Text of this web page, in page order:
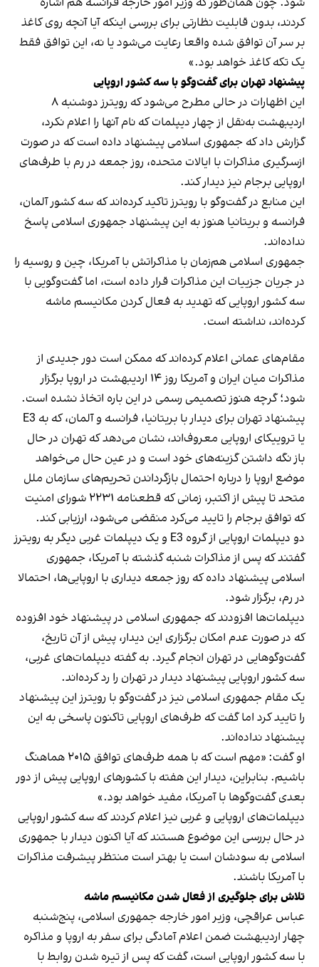
کردند، بدون قابلیت نظارتی برای بررسی اینکه آیا آنچه روی کاغذ
بر سر آن توافق شده واقعا رعایت می‌شود یا نه، این توافق فقط
یک تکه کاغذ خواهد بود.»
پیشنهاد تهران برای گفت‌وگو با سه کشور اروپایی
این اظهارات در حالی مطرح می‌شود که رویترز دوشنبه ۸
اردیبهشت به‌نقل از چهار دیپلمات که نام آنها را اعلام نکرد،
گزارش داد که جمهوری اسلامی پیشنهاد داده است که در صورت
ازسرگیری مذاکرات با ایالات متحده، روز جمعه در رم با طرف‌های
اروپایی برجام نیز دیدار کند.
این منابع در گفت‌وگو با رویترز تاکید کرده‌اند که سه کشور آلمان،
فرانسه و بریتانیا هنوز به این پیشنهاد جمهوری اسلامی پاسخ
نداده‌اند.
جمهوری اسلامی هم‌زمان با مذاکراتش با آمریکا، چین و روسیه را
در جریان جزییات این مذاکرات قرار داده است، اما گفت‌وگویی با
سه کشور اروپایی که تهدید به فعال کردن مکانیسم ماشه
کرده‌اند، نداشته است.
مقام‌های عمانی اعلام کرده‌اند که ممکن است دور جدیدی از
مذاکرات میان ایران و آمریکا روز ۱۴ اردیبهشت در اروپا برگزار
شود؛ گرچه هنوز تصمیمی رسمی در این باره اتخاذ نشده است.
پیشنهاد تهران برای دیدار با بریتانیا، فرانسه و آلمان، که به E3
یا تروییکای اروپایی معروف‌اند، نشان می‌دهد که تهران در حال
باز نگه داشتن گزینه‌های خود است و در عین حال می‌خواهد
موضع اروپا را درباره احتمال بازگرداندن تحریم‌های سازمان ملل
متحد تا پیش از اکتبر، زمانی که قطعنامه ۲۲۳۱ شورای امنیت
که توافق برجام را تایید می‌کرد منقضی می‌شود، ارزیابی کند.
دو دیپلمات اروپایی از گروه E3 و یک دیپلمات غربی دیگر به رویترز
گفتند که پس از مذاکرات شنبه گذشته با آمریکا، جمهوری
اسلامی پیشنهاد داده که روز جمعه دیداری با اروپایی‌ها، احتمالا
در رم، برگزار شود.
دیپلمات‌ها افزودند که جمهوری اسلامی در پیشنهاد خود افزوده
که در صورت عدم امکان برگزاری این دیدار، پیش از آن تاریخ،
گفت‌وگوهایی در تهران انجام گیرد. به گفته دیپلمات‌های غربی،‌
سه کشور اروپایی پیشنهاد دیدار در تهران را رد کرده‌اند.
یک مقام جمهوری اسلامی نیز در گفت‌وگو با رویترز این پیشنهاد
را تایید کرد اما گفت که طرف‌های اروپایی تاکنون پاسخی به این
پیشنهاد نداده‌اند.
او گفت: «مهم است که با همه طرف‌های توافق ۲۰۱۵ هماهنگ
باشیم. بنابراین، دیدار این هفته با کشورهای اروپایی پیش از دور
بعدی گفت‌وگوها با آمریکا، مفید خواهد بود.»
دیپلمات‌های اروپایی و غربی نیز اعلام کردند که سه کشور اروپایی
در حال بررسی این موضوع هستند که آیا اکنون دیدار با جمهوری
اسلامی به سودشان است یا بهتر است منتظر پیشرفت مذاکرات
با آمریکا باشند.
تلاش برای جلوگیری از فعال شدن مکانیسم ماشه
عباس عراقچی، وزیر امور خارجه جمهوری اسلامی، پنج‌شنبه
چهار اردیبهشت ضمن اعلام آمادگی برای سفر به اروپا و مذاکره
با سه کشور اروپایی است، گفت که پس از تیره شدن روابط با